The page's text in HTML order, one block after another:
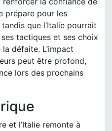
prépare pour les
que l’Italie pourrait
tactiques et ses choix
défaite. L’impact
peut être profond,
lors des prochains
et l’Italie remonte à